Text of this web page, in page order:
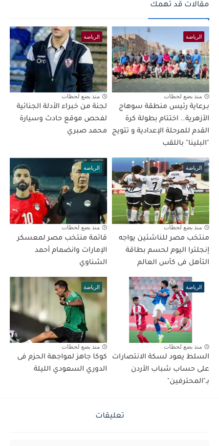
مقالات قد تهمك
الرياضة
منذ بضع لحظات
بـرعاية رئيس منطقة سوهاج
الأزهرية.. اختتام بطولة كرة
القدم للمرحلة الإعدادية و تتويج
"البلينا" باللقب
الرياضة
منذ بضع لحظات
لجنة من خبراء الأدلة الجنائية
لفحص موقع حادث وسيارة
محمد صبري
الرياضة
منذ بضع لحظات
منتخب مصر للناشئين يواجه
إنجلترا اليوم لحسم بطاقة
التأهل فى كأس العالم
الرياضة
منذ بضع لحظات
قائمة منتخب مصر لمعسكر
الإمارات وانضمام أحمد
الشناوي
الرياضة
منذ بضع لحظات
السلط يعود لسكة الانتصارات
على حساب شباب الأردن
بـ"المحترفين"
الرياضة
منذ بضع لحظات
كوكا جاهز لمواجهة الحزم فى
الدوري السعودي الليلة
تعليقات